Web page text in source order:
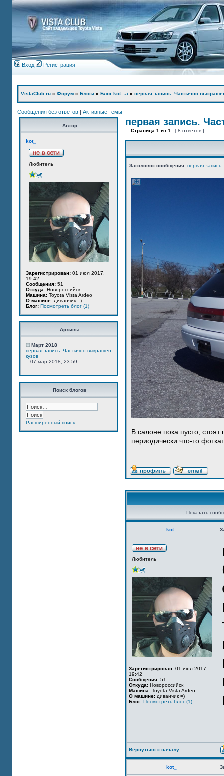
Вход Регистрация
VistaClub.ru » Форум » Блоги » Блог kot_-а » первая запись. Частично
Сообщения без ответов | Активные темы
Автор
kot_
Любитель
Зарегистрирован: 01 июл 2017,
19:42
Сообщения: 51
Откуда: Новороссийск
Машина: Toyota Vista Ardeo
О машине: диванчик =)
Блог: Посмотреть блог (1)
Архивы
Март 2018
первая запись. Частично выкрашен
кузов
07 мар 2018, 23:59
Поиск блогов
Расширенный поиск
первая запись.
Страница 1 из 1 [ 8 ответов ]
Заголовок сообщения: первая
В салоне пока пусто,
периодически что-то
Показать
kot_
Любитель
Зарегистрирован: 01 июл 2017,
19:42
Сообщения: 51
Откуда: Новороссийск
Машина: Toyota Vista Ardeo
О машине: диванчик =)
Блог: Посмотреть блог (1)
Вернуться к началу
kot_